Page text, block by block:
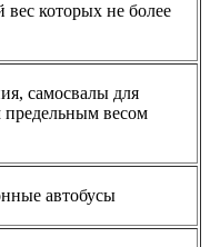
которых не более
самосвалы для
предельным весом
автобусы